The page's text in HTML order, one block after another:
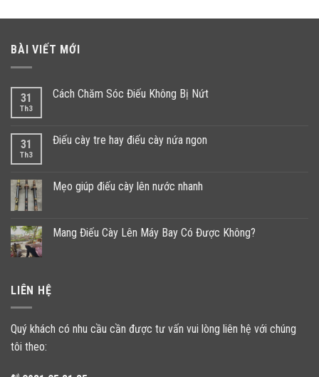
BÀI VIẾT MỚI
31
Th3
Cách Chăm Sóc Điếu Không Bị Nứt
31
Th3
Điếu cày tre hay điếu cày nứa ngon
Mẹo giúp điếu cày lên nước nhanh
Mang Điếu Cày Lên Máy Bay Có Được Không?
LIÊN HỆ
Quý khách có nhu cầu cần được tư vấn vui lòng liên hệ với chúng
tôi theo: